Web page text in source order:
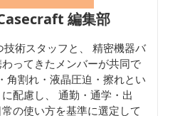
編集部
技術スタッフと、 精密機器バ
ってきたメンバーが共同で
角割れ・液晶圧迫・擦れとい
配慮し、 通勤・通学・出
の使い方を基準に選定して